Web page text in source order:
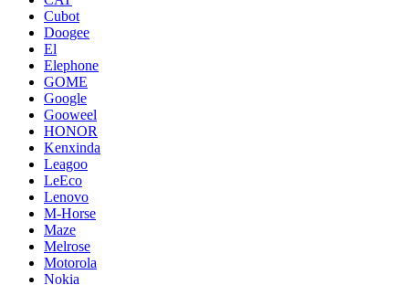
Cubot
Doogee
El
Elephone
GOME
Google
Gooweel
HONOR
Kenxinda
Leagoo
LeEco
Lenovo
M-Horse
Maze
Melrose
Motorola
Nokia